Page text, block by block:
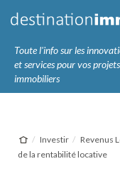
Toute l'info sur les
et services pour vos projets
immobiliers
Investir
Revenus
de la rentabilité locative